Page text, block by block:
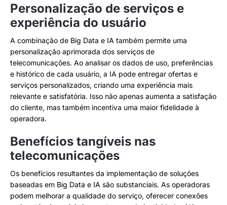
Personalização de serviços e
experiência do usuário
A combinação de Big Data e IA também permite uma
personalização aprimorada dos serviços de
telecomunicações. Ao analisar os dados de uso, preferências
e histórico de cada usuário, a IA pode entregar ofertas e
serviços personalizados, criando uma experiência mais
relevante e satisfatória. Isso não apenas aumenta a satisfação
do cliente, mas também incentiva uma maior fidelidade à
operadora.
Benefícios tangíveis nas
telecomunicações
Os benefícios resultantes da implementação de soluções
baseadas em Big Data e IA são substanciais. As operadoras
podem melhorar a qualidade do serviço, oferecer conexões